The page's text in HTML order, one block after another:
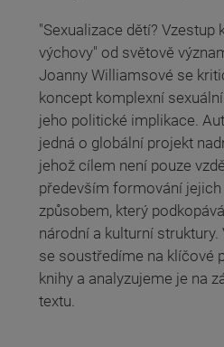
"Sexualizace dětí? Vzestup
výchovy" od světově
Joanny Williamsové se
koncept komplexní
jeho politické implikace.
jedná o globální projekt
jehož cílem není pouze
především formování
způsobem, který
národní a kulturní
se soustředíme na klíčové
knihy a analyzujeme je na
textu.